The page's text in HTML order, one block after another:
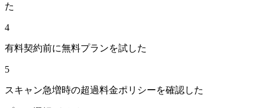
た
4
有料契約前に無料プランを試した
5
スキャン急増時の超過料金ポリシーを確認した